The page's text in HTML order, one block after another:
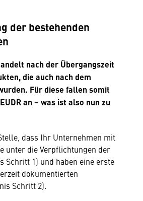
der bestehenden
nach der Übergangszeit
die auch nach dem
Für diese fallen somit
an − was ist also nun zu
dass Ihr Unternehmen mit
unter die Verpflichtungen der
Schritt 1) und haben eine erste
dokumentierten
Schritt 2).